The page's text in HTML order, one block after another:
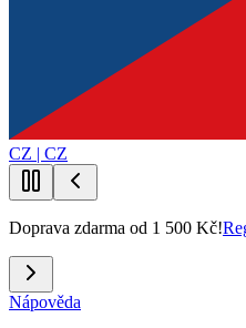
CZ | CZ
Doprava zdarma od 1 500 Kč!
Nápověda